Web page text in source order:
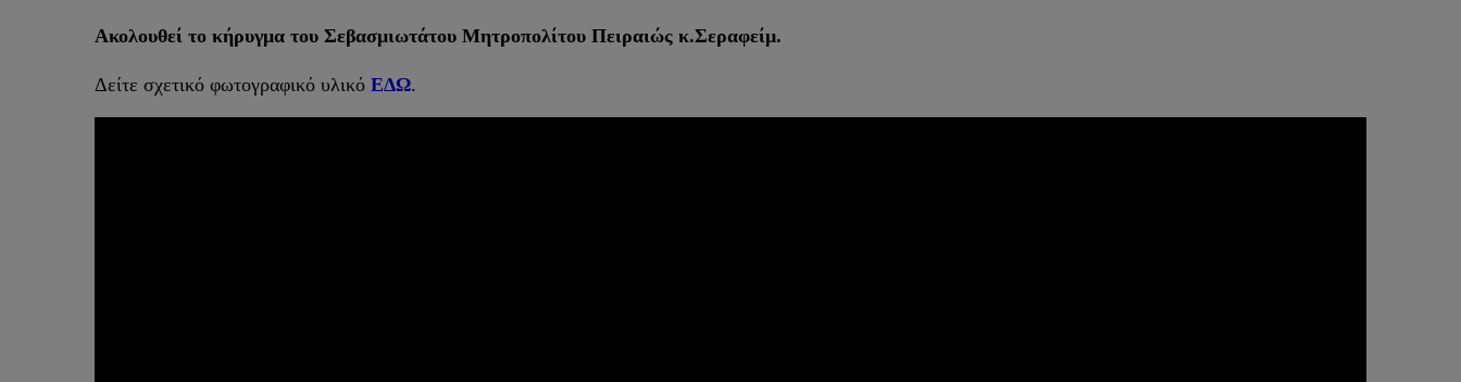
Ακολουθεί το κήρυγμα του Σεβασμιωτάτου Μητροπολίτου Πειραιώς κ.Σεραφείμ.
Δείτε σχετικό φωτογραφικό υλικό ΕΔΩ.